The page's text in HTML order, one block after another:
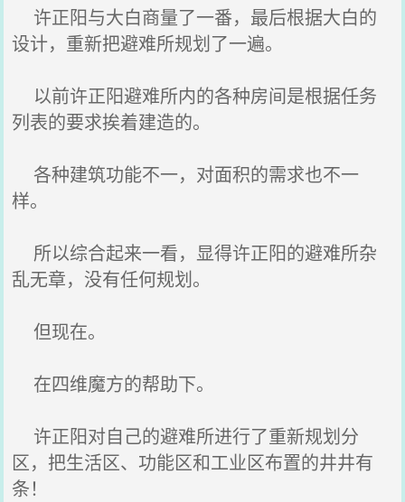
许正阳与大白商量了一番，最后根据大白的
设计，重新把避难所规划了一遍。
以前许正阳避难所内的各种房间是根据任务
列表的要求挨着建造的。
各种建筑功能不一，对面积的需求也不一
样。
所以综合起来一看，显得许正阳的避难所杂
乱无章，没有任何规划。
但现在。
在四维魔方的帮助下。
许正阳对自己的避难所进行了重新规划分
区，把生活区、功能区和工业区布置的井井有
条！